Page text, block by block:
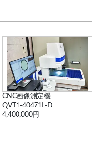
【最終値下げ】ミツト...
PJ300
88,000円